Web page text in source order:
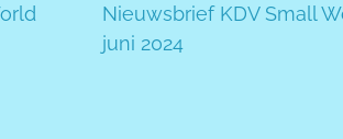
Nieuwsbrief KDV Small
juni 2024